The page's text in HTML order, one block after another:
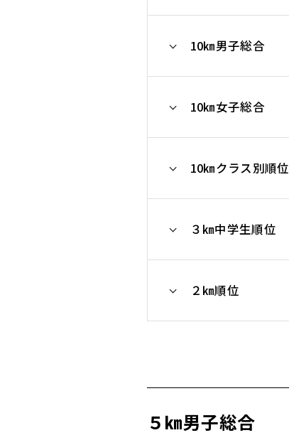
10㎞男子総合
10㎞女子総合
10㎞クラス別順位
３㎞中学生順位
２㎞順位
５㎞男子総合